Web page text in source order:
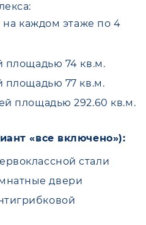
на каждом этаже по 4
площадью 74 кв.м.
площадью 77 кв.м.
площадью 292.60 кв.м.
«все включено»):
стали
двери